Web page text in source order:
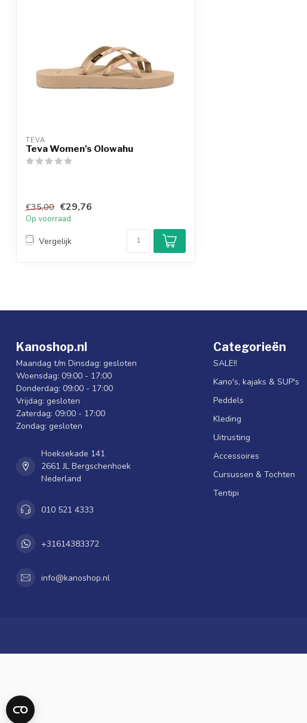
TEVA
Teva Women's Olowahu
€35,00 €29,76
Op voorraad
Vergelijk
Kanoshop.nl
Maandag t/m Dinsdag: gesloten
Woensdag: 09:00 - 17:00
Donderdag: 09:00 - 17:00
Vrijdag: gesloten
Zaterdag: 09:00 - 17:00
Zondag: gesloten
Hoeksekade 141
2661 JL Bergschenhoek
Nederland
010 521 4333
+31614383372
info@kanoshop.nl
Categorieën
SALE!!
Kano's, kajaks & SUP's
Peddels
Kleding
Uitrusting
Accessoires
Cursussen & Tochten
Tentipi